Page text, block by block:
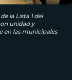
la Lista 1 del
unidad y
en las municipales